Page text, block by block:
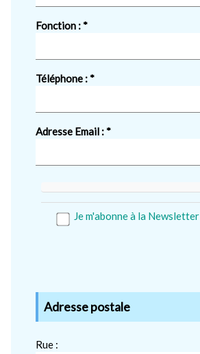
Fonction :
Téléphone :
Adresse Email :
Je m'abonne à la Newsletter
Adresse postale
Rue :